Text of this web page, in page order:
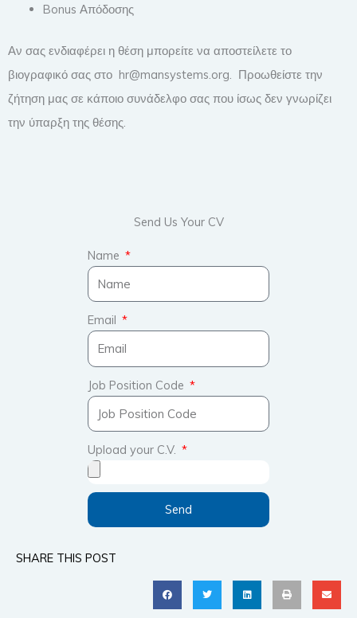
Bonus Απόδοσης
Αν σας ενδιαφέρει η θέση μπορείτε να αποστείλετε το
βιογραφικό σας στο hr@mansystems.org. Προωθείστε την
ζήτηση μας σε κάποιο συνάδελφο σας που ίσως δεν γνωρίζει
την ύπαρξη της θέσης.
Send Us Your CV
Name
Email
Job Position Code
Upload your C.V.
Send
SHARE THIS POST